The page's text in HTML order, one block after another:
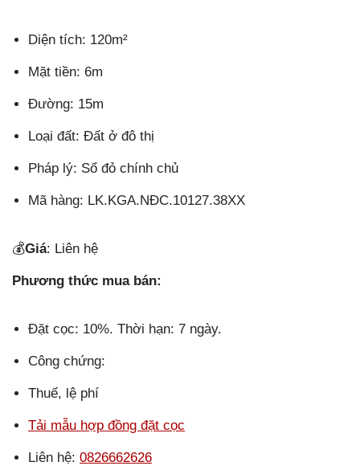
Diện tích: 120m²
Mặt tiền: 6m
Đường: 15m
Loại đất: Đất ở đô thị
Pháp lý: Sổ đỏ chính chủ
Mã hàng: LK.KGA.NĐC.10127.38XX
💰Giá: Liên hệ
Phương thức mua bán:
Đặt cọc: 10%. Thời hạn: 7 ngày.
Công chứng:
Thuế, lệ phí
Tải mẫu hợp đồng đặt cọc
Liên hệ: 0826662626